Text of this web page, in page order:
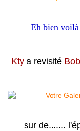
Eh bien
Kty a revisité
sur de.......